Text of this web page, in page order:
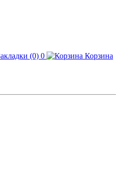
0
Корзина